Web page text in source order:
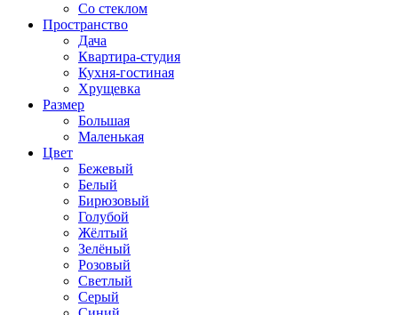
Со стеклом
Пространство
Дача
Квартира-студия
Кухня-гостиная
Хрущевка
Размер
Большая
Маленькая
Цвет
Бежевый
Белый
Бирюзовый
Голубой
Жёлтый
Зелёный
Розовый
Светлый
Серый